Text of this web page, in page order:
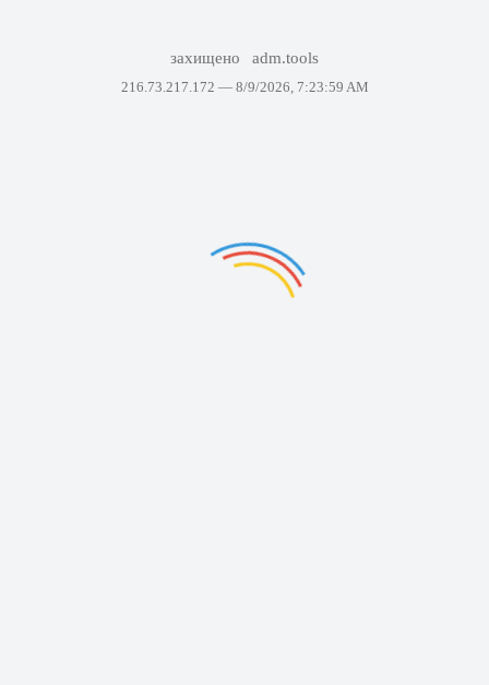
захищено adm.tools
216.73.217.172 — 8/9/2026, 7:23:59 AM